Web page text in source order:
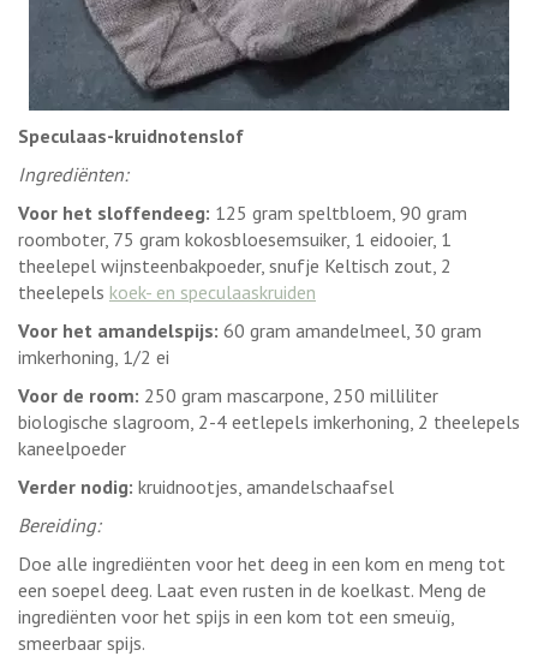
Speculaas-kruidnotenslof
Ingrediënten:
Voor het sloffendeeg: 125 gram speltbloem, 90 gram
roomboter, 75 gram kokosbloesemsuiker, 1 eidooier, 1
theelepel wijnsteenbakpoeder, snufje Keltisch zout, 2
theelepels koek- en speculaaskruiden
Voor het amandelspijs: 60 gram amandelmeel, 30 gram
imkerhoning, 1/2 ei
Voor de room: 250 gram mascarpone, 250 milliliter
biologische slagroom, 2-4 eetlepels imkerhoning, 2 theelepels
kaneelpoeder
Verder nodig: kruidnootjes, amandelschaafsel
Bereiding:
Doe alle ingrediënten voor het deeg in een kom en meng tot
een soepel deeg. Laat even rusten in de koelkast. Meng de
ingrediënten voor het spijs in een kom tot een smeuïg,
smeerbaar spijs.